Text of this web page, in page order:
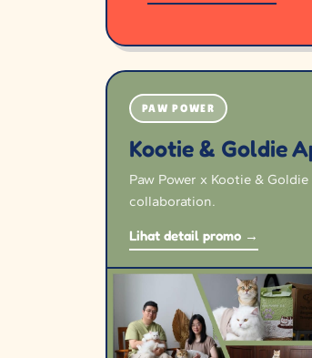
PAW POWER
Kootie & Goldie
Paw Power x Kootie & Goldie
collaboration.
Lihat detail promo →